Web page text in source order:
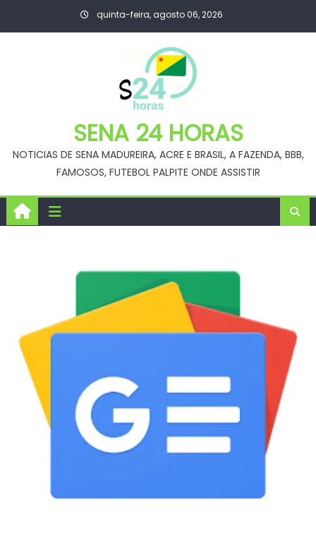
quinta-feira, agosto 06, 2026
SENA 24 HORAS
NOTICIAS DE SENA MADUREIRA, ACRE E BRASIL, A FAZENDA, BBB,
FAMOSOS, FUTEBOL PALPITE ONDE ASSISTIR